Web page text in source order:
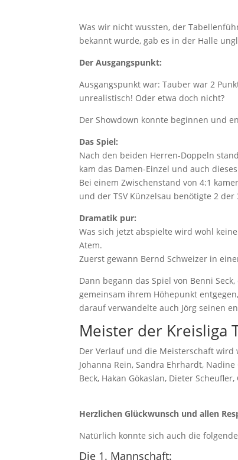
Was wir nicht wussten, der
bekannt wurde, gab es in der Halle
Der Ausgangspunkt:
Ausgangspunkt war: Tauber war 2
unrealistisch! Oder etwa doch nicht?
Der Showdown konnte beginnen und
Das Spiel:
Nach den beiden Herren-Doppeln
kam das Damen-Einzel und auch
Bei einem Zwischenstand von 4:1
und der TSV Künzelsau benötigte 2 der
Dramatik pur:
Was sich jetzt abspielte wird wohl
Atem.
Zuerst gewann Bernd Schweizer in
Dann begann das Spiel von Benni
gemeinsam ihrem Höhepunkt
darauf verwandelte auch Jörg seinen
Meister der Kreisliga
Der Verlauf und die Meisterschaft wird
Johanna Rein, Sandra Ehrhardt,
Beck, Hakan Gökaslan, Dieter
Herzlichen Glückwunsch und allen
Natürlich konnte sich auch die
Die 1. Mannschaft: